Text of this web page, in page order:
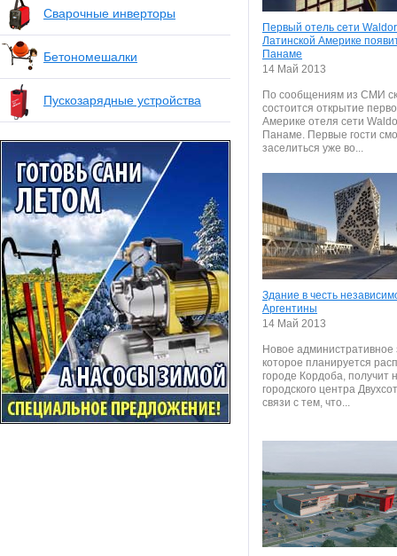
Сварочные инверторы
Бетономешалки
Пускозарядные устройства
Первый отель сети
Латинской Америке
Панаме
14 Май 2013
По сообщениям из СМИ
состоится открытие
Америке отеля сети
Панаме. Первые гости
заселиться уже во...
Здание в честь
Аргентины
14 Май 2013
Новое административное
которое планируется
городе Кордоба, получит
городского центра
связи с тем, что...